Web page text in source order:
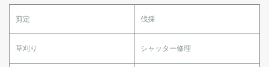
剪定 伐採
草刈り シャッター修理